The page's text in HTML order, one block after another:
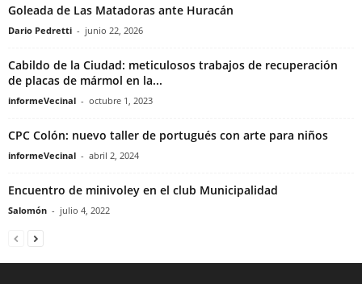
Goleada de Las Matadoras ante Huracán
Dario Pedretti - junio 22, 2026
Cabildo de la Ciudad: meticulosos trabajos de recuperación
de placas de mármol en la...
informeVecinal - octubre 1, 2023
CPC Colón: nuevo taller de portugués con arte para niños
informeVecinal - abril 2, 2024
Encuentro de minivoley en el club Municipalidad
Salomón - julio 4, 2022